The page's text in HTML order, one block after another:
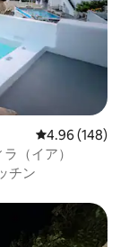
レビュー148
4.96 (148)
（イア）
チン